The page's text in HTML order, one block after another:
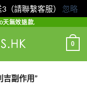
（請聯繫客服） 忽略
天無效退款.
0
吉副作用”